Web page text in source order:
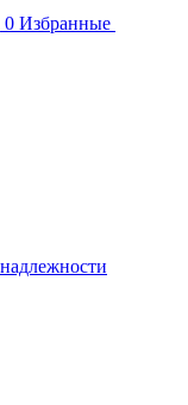
0 Избранные